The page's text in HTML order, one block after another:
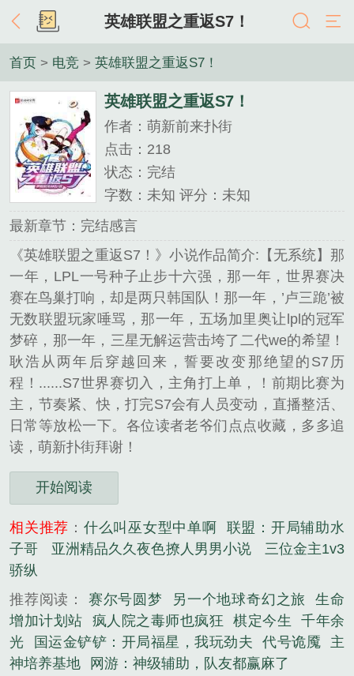
英雄联盟之重返S7！
首页 > 电竞 > 英雄联盟之重返S7！
英雄联盟之重返S7！
作者：萌新前来扑街
点击：218
状态：完结
字数：未知 评分：未知
最新章节：完结感言
《英雄联盟之重返S7！》小说作品简介:【无系统】那
一年，LPL一号种子止步十六强，那一年，世界赛决
赛在鸟巢打响，却是两只韩国队！那一年，’卢三跪’被
无数联盟玩家唾骂，那一年，五场加里奥让lpl的冠军
梦碎，那一年，三星无解运营击垮了二代we的希望！
耿浩从两年后穿越回来，誓要改变那绝望的S7历
程！......S7世界赛切入，主角打上单，！前期比赛为
主，节奏紧、快，打完S7会有人员变动，直播整活、
日常等放松一下。各位读者老爷们点点收藏，多多追
读，萌新扑街拜谢！
开始阅读
相关推荐 ： 什么叫巫女型中单啊
联盟：开局辅助水
子哥
亚洲精品久久夜色撩人男男小说
三位金主1v3
骄纵
推荐阅读： 赛尔号圆梦 另一个地球奇幻之旅
生命
增加计划站
疯人院之毒师也疯狂 棋定今生
千年余
光
国运金铲铲：开局福星，我玩劲夫 代号诡魇
主
神培养基地
网游：神级辅助，队友都赢麻了